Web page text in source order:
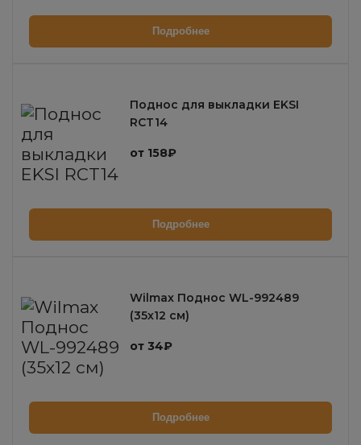
Подробнее
Поднос для выкладки EKSI
RCT14
от 158₽
Подробнее
Wilmax Поднос WL-992489
(35х12 см)
от 34₽
Подробнее